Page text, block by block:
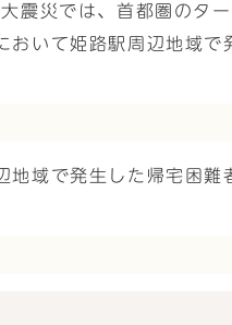
震災では、首都圏のタ
おいて姫路駅周辺地域
地域で発生した帰宅困